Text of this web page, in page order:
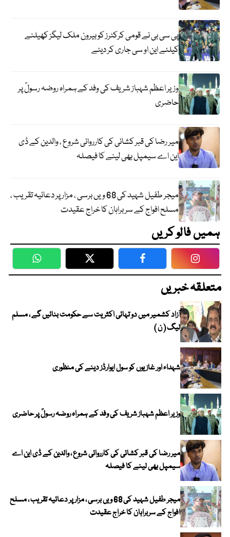
پی سی بی نے قومی کرکٹرز کو بیرون ملک لیگز کھیلنے
کیلئے این او سی جاری کر دیئے
وزیر اعظم شہباز شریف کی وفد کے ہمراہ روضہ رسولؐ پر
حاضری
میر رضا کی قبر کشائی کی کارروائی شروع ، والدین کے ڈی
این اے سیمپل بھی لینے کا فیصلہ
میجر طفیل شہید کی 68 ویں برسی ، مزار پر دعائیہ تقریب ،
مسلح افواج کے سربراہان کا خراج عقیدت
ہمیں فالو کریں
WhatsApp Twitter Facebook
متعلقہ خبریں
آزاد کشمیر میں دو تہائی اکثریت سے حکومت بنائیں گے ، مسلم
لیگ ( ن )
شہداء اور غازیوں کو سول ایوارڈز دینے کی منظوری
وزیر اعظم شہباز شریف کی وفد کے ہمراہ روضہ رسولؐ پر حاضری
میر رضا کی قبر کشائی کی کارروائی شروع ، والدین کے ڈی این اے
سیمپل بھی لینے کا فیصلہ
میجر طفیل شہید کی 68 ویں برسی ، مزار پر دعائیہ تقریب ، مسلح
افواج کے سربراہان کا خراج عقیدت